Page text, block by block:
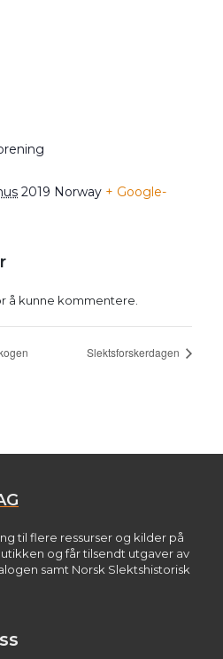
2019 Norway + Google-
å kunne kommentere.
Slektsforskerdagen
til flere ressurser og kilder på
og får tilsendt utgaver av
samt Norsk Slektshistorisk